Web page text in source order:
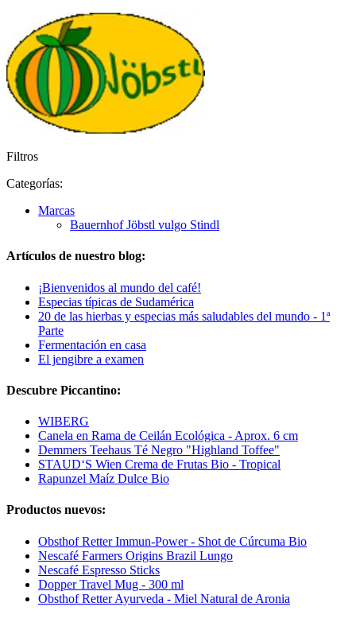
Filtros
Categorías:
Marcas
Bauernhof Jöbstl vulgo Stindl
Artículos de nuestro blog:
¡Bienvenidos al mundo del café!
Especias típicas de Sudamérica
20 de las hierbas y especias más saludables del mundo - 1ª
Parte
Fermentación en casa
El jengibre a examen
Descubre Piccantino:
WIBERG
Canela en Rama de Ceilán Ecológica - Aprox. 6 cm
Demmers Teehaus Té Negro "Highland Toffee"
STAUD‘S Wien Crema de Frutas Bio - Tropical
Rapunzel Maíz Dulce Bio
Productos nuevos:
Obsthof Retter Immun-Power - Shot de Cúrcuma Bio
Nescafé Farmers Origins Brazil Lungo
Nescafé Espresso Sticks
Dopper Travel Mug - 300 ml
Obsthof Retter Ayurveda - Miel Natural de Aronia